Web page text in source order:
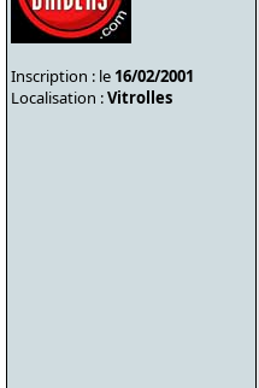
Inscription : le 16/02/2001
Localisation :Vitrolles